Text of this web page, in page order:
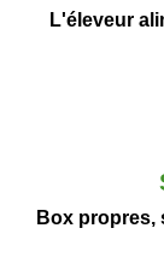
L'éleveur
Box propres,